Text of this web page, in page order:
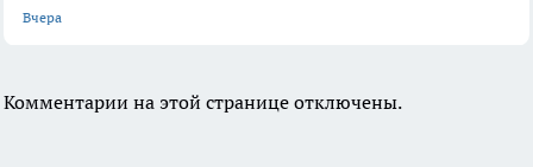
Вчера
Комментарии на этой странице отключены.